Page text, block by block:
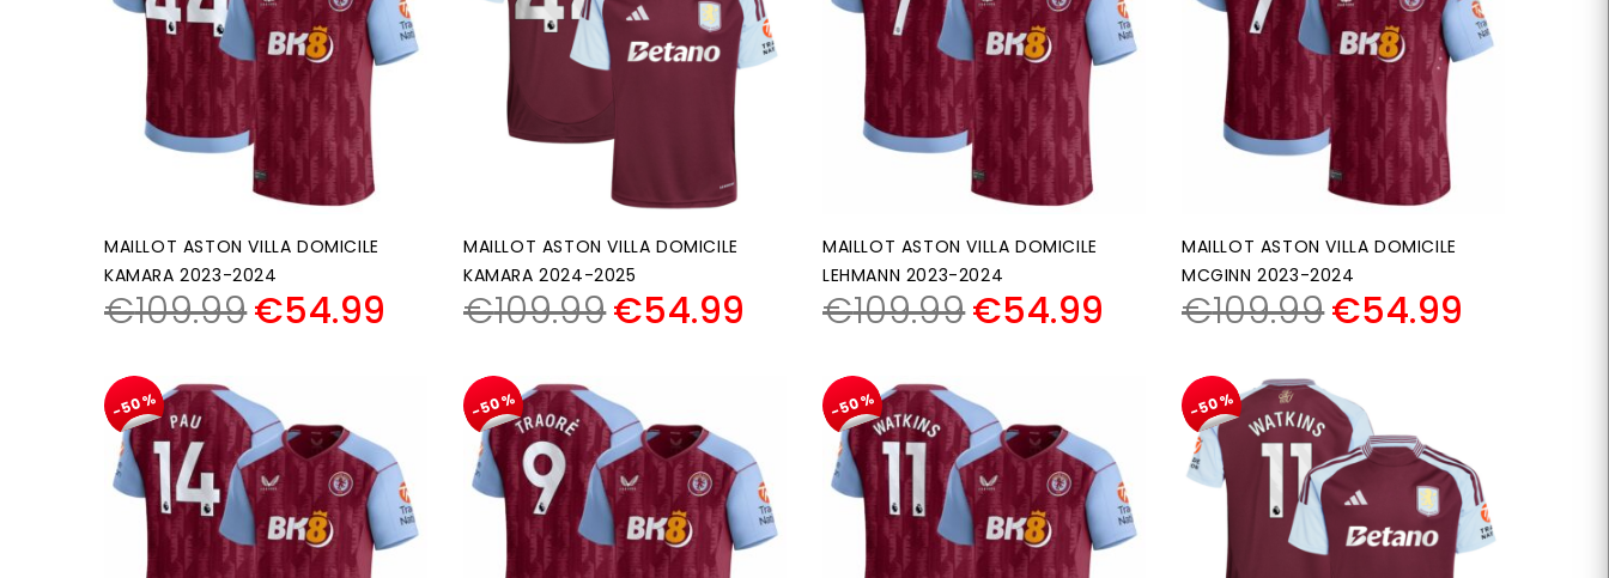
MAILLOT ASTON VILLA DOMICILE
KAMARA 2023-2024
€109.99€54.99
MAILLOT ASTON VILLA DOMICILE
KAMARA 2024-2025
€109.99€54.99
MAILLOT ASTON VILLA DOMICILE
LEHMANN 2023-2024
€109.99€54.99
MAILLOT ASTON VILLA DOMICILE
MCGINN 2023-2024
€109.99€54.99
-50% -50% -50% -50%